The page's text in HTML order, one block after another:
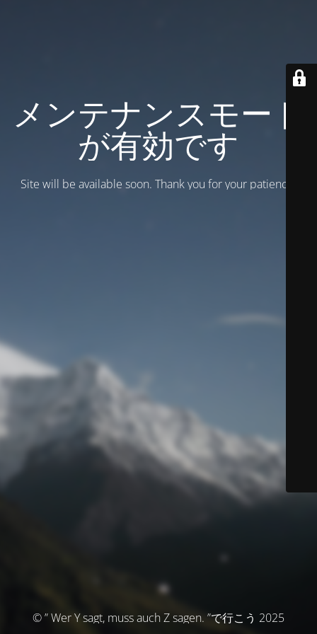
メンテナンスモード
が有効です
Site will be available soon. Thank you for your patience!
© ” Wer Y sagt, muss auch Z sagen. ”で行こう 2025